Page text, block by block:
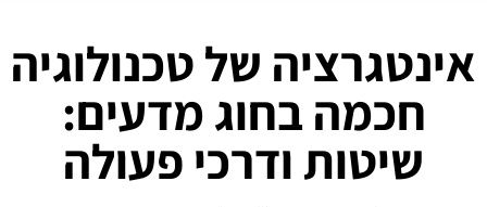
אינטגרציה של טכנולוגיה
חכמה בחוג מדעים:
שיטות ודרכי פעולה